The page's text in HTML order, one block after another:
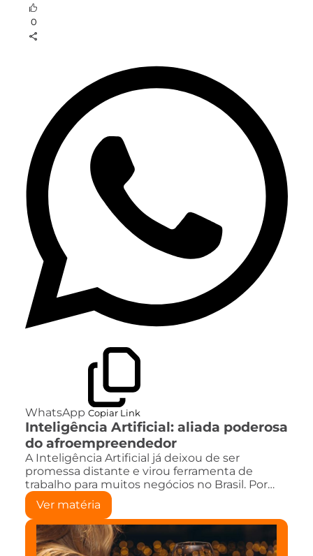
0
WhatsApp Copiar Link
Inteligência Artificial: aliada poderosa
do afroempreendedor
A Inteligência Artificial já deixou de ser
promessa distante e virou ferramenta de
trabalho para muitos negócios no Brasil. Por…
Ver matéria